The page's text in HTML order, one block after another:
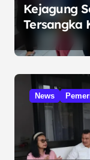
Kejagung
Tersangka
Kelola
Umum
News